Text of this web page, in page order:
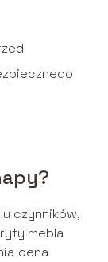
czynników,
mebla
cena